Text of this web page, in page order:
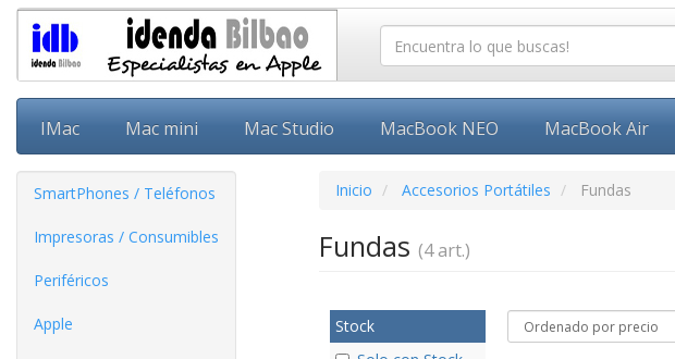
IMac Mac mini Mac Studio MacBook NEO MacBook Air
SmartPhones / Teléfonos
Impresoras / Consumibles
Periféricos
Apple
Inicio Accesorios Portátiles Fundas
Fundas (4 art.)
Stock